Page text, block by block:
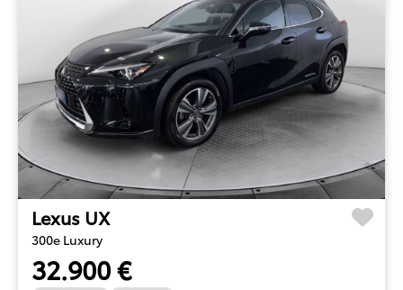
Lexus UX
300e Luxury
32.900 €